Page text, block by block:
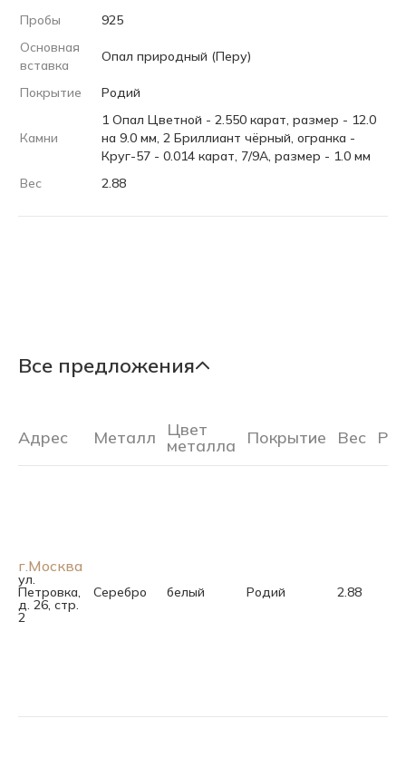
Пробы
925
Основная
вставка
Опал природный (Перу)
Покрытие Родий
Камни
1 Опал Цветной - 2.550 карат, размер - 12.0
на 9.0 мм, 2 Бриллиант чёрный, огранка -
Круг-57 - 0.014 карат, 7/9А, размер - 1.0 мм
Вес
2.88
Все предложения
Адрес Металл Цвет
металла Покрытие Вес
г.Москва
ул.
Петровка,
д. 26, стр.
2
Серебро белый Родий 2.88